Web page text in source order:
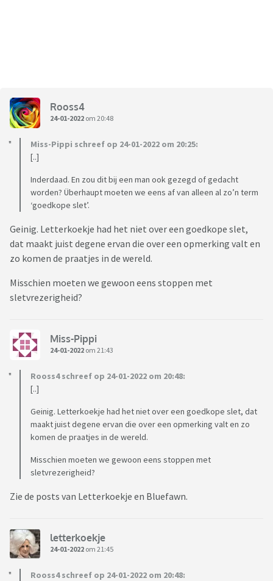
Rooss4
24-01-2022 om 20:48
Miss-Pippi schreef op 24-01-2022 om 20:25:
[..]
Inderdaad. En zou dit bij een man ook gezegd of gedacht
worden? Überhaupt moeten we eens af van alleen al zo’n term
‘goedkope slet’.
Geinig. Letterkoekje had het niet over een goedkope slet,
dat maakt juist degene ervan die over een opmerking valt en
zo komen de praatjes in de wereld.
Misschien moeten we gewoon eens stoppen met
sletvrezerigheid?
Miss-Pippi
24-01-2022 om 21:43
Rooss4 schreef op 24-01-2022 om 20:48:
[..]
Geinig. Letterkoekje had het niet over een goedkope slet, dat
maakt juist degene ervan die over een opmerking valt en zo
komen de praatjes in de wereld.
Misschien moeten we gewoon eens stoppen met
sletvrezerigheid?
Zie de posts van Letterkoekje en Bluefawn.
letterkoekje
24-01-2022 om 21:45
Rooss4 schreef op 24-01-2022 om 20:48: